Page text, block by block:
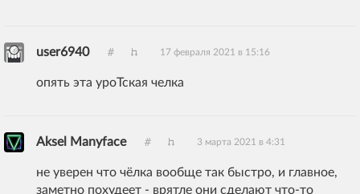
user6940 17 февраля 2021 в 15:16
опять эта уроТская челка
Aksel Manyface 3 марта 2021 в 4:31
не уверен что чёлка вообще так быстро, и главное,
заметно похудеет - врятле они сделают что-то